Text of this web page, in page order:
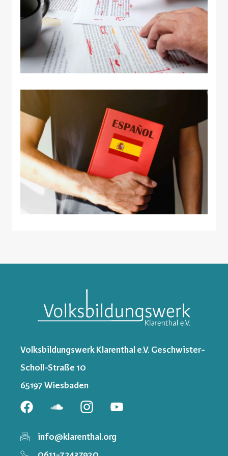
Volksbildungswerk Klarenthal e.V. Geschwister-
Scholl-Straße 10
65197 Wiesbaden
info@klarenthal.org